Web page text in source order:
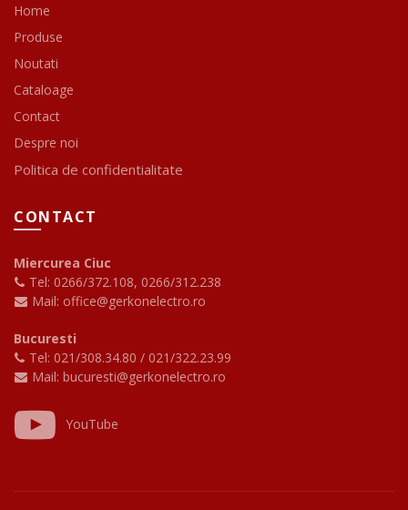
Home
Produse
Noutati
Cataloage
Contact
Despre noi
Politica de confidentialitate
CONTACT
Miercurea Ciuc
Tel: 0266/372.108, 0266/312.238
Mail: office@gerkonelectro.ro
Bucuresti
Tel: 021/308.34.80 / 021/322.23.99
Mail: bucuresti@gerkonelectro.ro
YouTube